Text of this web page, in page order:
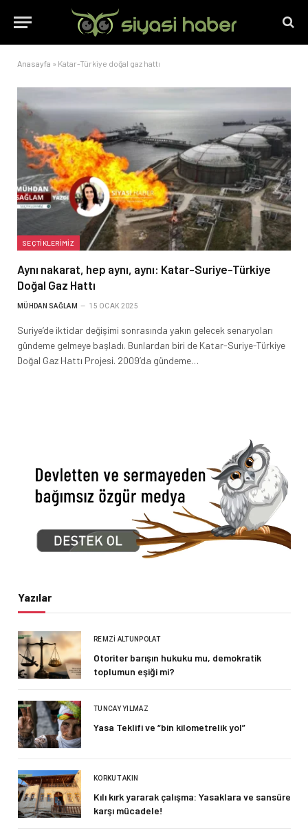
Anasayfa » Katar-Türkiye doğal gaz hattı
SEÇTIKLERIMIZ
Aynı nakarat, hep aynı, aynı: Katar-Suriye-Türkiye
Doğal Gaz Hattı
MÜHDAN SAĞLAM 15 OCAK 2025
Suriye’de iktidar değişimi sonrasında yakın gelecek senaryoları
gündeme gelmeye başladı. Bunlardan biri de Katar-Suriye-Türkiye
Doğal Gaz Hattı Projesi. 2009’da gündeme…
Yazılar
REMZI ALTUNPOLAT
Otoriter barışın hukuku mu, demokratik
toplumun eşiği mi?
TUNCAY YILMAZ
Yasa Teklifi ve “bin kilometrelik yol”
KORKUT AKIN
Kılı kırk yararak çalışma: Yasaklara ve sansüre
karşı mücadele!